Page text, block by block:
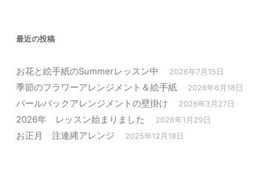
最近の投稿
お花と絵手紙のSummerレッスン中 2026年7月15日
季節のフラワーアレンジメント＆絵手紙 2026年6月18日
パールバックアレンジメントの壁掛け 2026年3月27日
2026年 レッスン始まりました 2026年1月29日
お正月 注連縄アレンジ 2025年12月18日